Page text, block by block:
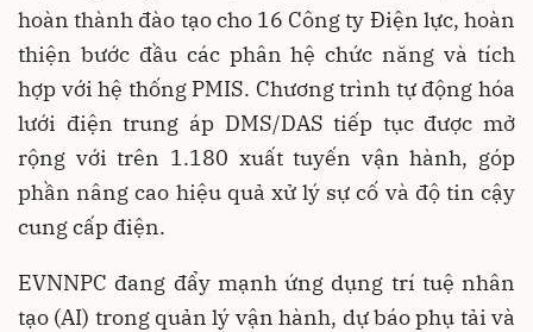
hoàn thành đào tạo cho 16 Công ty Điện lực, hoàn
thiện bước đầu các phân hệ chức năng và tích
hợp với hệ thống PMIS. Chương trình tự động hóa
lưới điện trung áp DMS/DAS tiếp tục được mở
rộng với trên 1.180 xuất tuyến vận hành, góp
phần nâng cao hiệu quả xử lý sự cố và độ tin cậy
cung cấp điện.
EVNNPC đang đẩy mạnh ứng dụng trí tuệ nhân
tạo (AI) trong quản lý vận hành, dự báo phụ tải và